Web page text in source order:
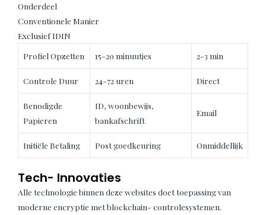
Onderdeel
Conventionele Manier
Exclusief IDIN
Profiel Opzetten
15-20 minuutjes 2-3 min
Controle Duur 24-72 uren Direct
Benodigde
Papieren
ID, woonbewijs,
bankafschrift
Email
Initiële Betaling Post goedkeuring Onmiddellijk
Tech- Innovaties
Alle technologie binnen deze websites doet toepassing van
moderne encryptie met blockchain- controlesystemen.